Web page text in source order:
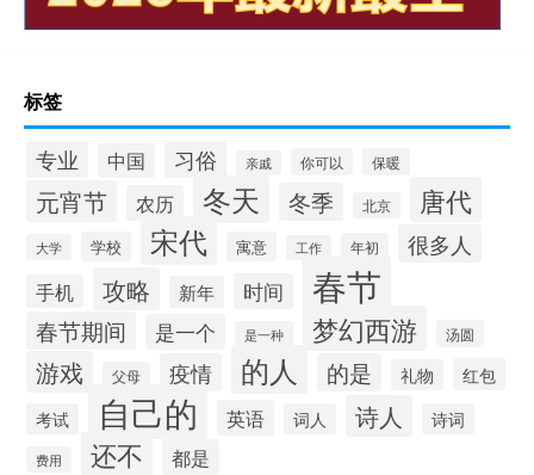
标签
专业 中国 习俗 亲戚 你可以 保暖
元宵节 农历 冬天 冬季 北京 唐代
大学 学校 宋代 寓意 工作 年初 很多人
手机 攻略 新年 时间 春节
春节期间 是一个 是一种 梦幻西游 汤圆
游戏 父母 疫情 的人 的是 礼物 红包
考试 自己的 英语 词人 诗人 诗词
费用 还不 都是